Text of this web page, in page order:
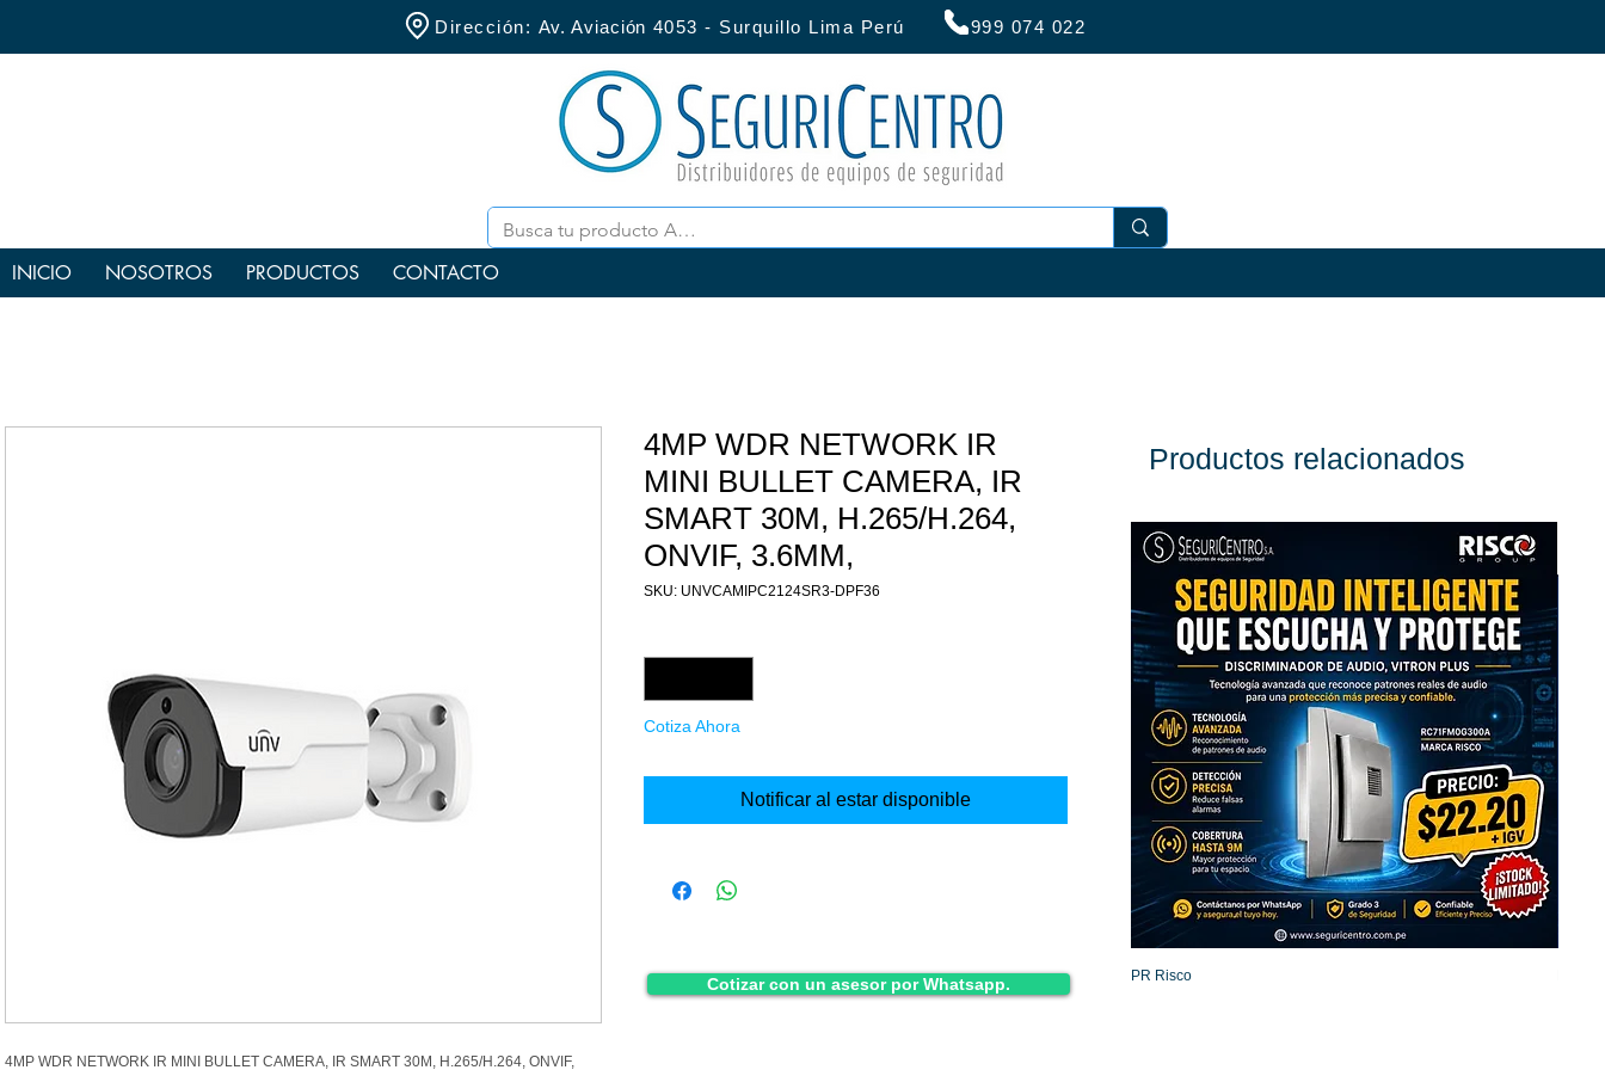
Dirección: Av. Aviación 4053 - Surquillo Lima Perú 999 074 022
INICIO NOSOTROS PRODUCTOS CONTACTO
4MP WDR NETWORK IR MINI BULLET CAMERA, IR SMART 30M, H.265/H.264, ONVIF,
4MP WDR NETWORK IR
MINI BULLET CAMERA, IR
SMART 30M, H.265/H.264,
ONVIF, 3.6MM,
SKU: UNVCAMIPC2124SR3-DPF36
Cotiza Ahora
Notificar al estar disponible
Cotizar con un asesor por Whatsapp.
Productos relacionados
PR Risco